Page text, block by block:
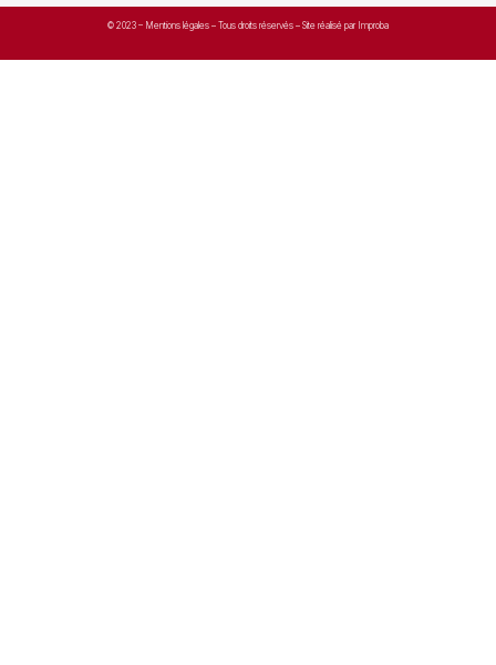
© 2023 – Mentions légales – Tous droits réservés – Site réalisé par Improba